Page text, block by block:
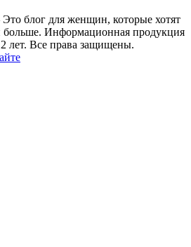
блог для женщин, которые хотят
больше. Информационная продукция
лет. Все права защищены.